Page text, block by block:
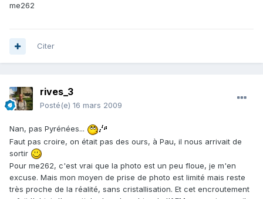
me262
Citer
rives_3
Posté(e) 16 mars 2009
Nan, pas Pyrénées...
Faut pas croire, on était pas des ours, à Pau, il nous arrivait de
sortir
Pour me262, c'est vrai que la photo est un peu floue, je m'en
excuse. Mais mon moyen de prise de photo est limité mais reste
très proche de la réalité, sans cristallisation. Et cet encroutement